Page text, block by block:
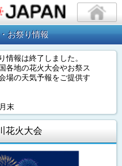
お祭り情報
情報は終了しました。
各地の花火大会やお祭ス
場の天気予報をご提供す
末
花火大会